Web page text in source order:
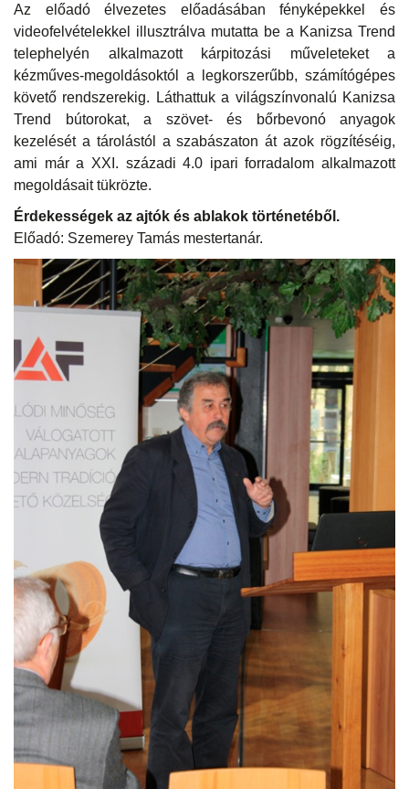
Az előadó élvezetes előadásában fényképekkel és
videofelvételekkel illusztrálva mutatta be a Kanizsa Trend
telephelyén alkalmazott kárpitozási műveleteket a
kézműves-megoldásoktól a legkorszerűbb, számítógépes
követő rendszerekig. Láthattuk a világszínvonalú Kanizsa
Trend bútorokat, a szövet- és bőrbevonó anyagok
kezelését a tárolástól a szabászaton át azok rögzítéséig,
ami már a XXI. századi 4.0 ipari forradalom alkalmazott
megoldásait tükrözte.
Érdekességek az ajtók és ablakok történetéből.
Előadó: Szemerey Tamás mestertanár.